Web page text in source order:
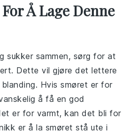
Å Lage Denne
sukker sammen, sørg for at
. Dette vil gjøre det lettere
Hvis smøret er for
å få en god
er for varmt, kan det bli for
er å la smøret stå ute i